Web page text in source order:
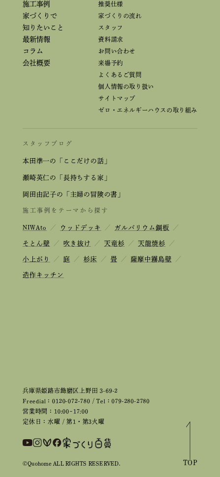
兵庫県姫路市飾磨区上野田 3-69-2
Freedial：0120-072-780 / Tel：079-280-2780
営業時間：10:00~17:00
定休日：水曜 / 第1・第3火曜
施工事例
家づくりで
知りたいこと
最新情報
コラム
会社概要
推奨仕様
家づくりの流れ
スタッフ
資料請求
お問い合わせ
来場予約
よくあるご質問
個人情報の取り扱い
サイトマップ
ゼロ・エネルギーハウスの取り組み
スタッフブログ
本田準一の「ここだけの話」
瀬崎英仁の「長持ちする家」
岡田由記子の「主婦の冒険の書」
施工事例をテーマから探す
NIWAto ／ ウッドデッキ ／ ガルバリウム鋼板 ／
そとん壁 ／ 吹き抜け ／ 天竜杉 ／ 天龍焼杉 ／
小上がり ／ 庭 ／ 杉床 ／ 畳 ／ 薩摩中霧島壁 ／
造作キッチン
©Quohome ALL RIGHTS RESERVED. TOP